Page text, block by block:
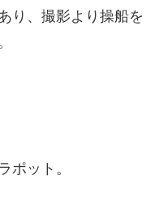
り、撮影より操船を
ポット。